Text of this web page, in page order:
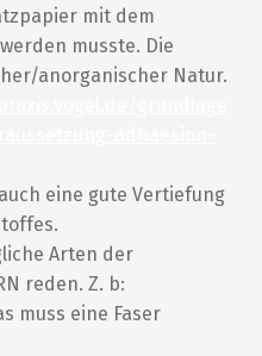
mit dem
musste. Die
anorganischer Natur.
eine gute Vertiefung
Arten der
reden. Z. b:
muss eine Faser